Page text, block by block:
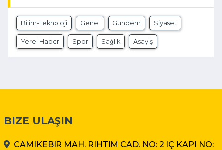
Bilim-Teknoloji Genel Gündem Siyaset
Yerel Haber Spor Sağlık Asayiş
BIZE ULAŞIN
CAMIKEBIR MAH. RIHTIM CAD. NO: 2 IÇ KAPI NO: